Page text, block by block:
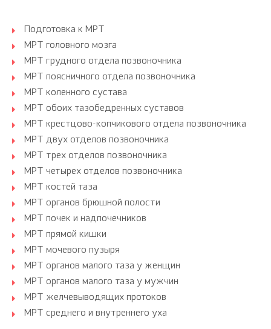
Подготовка к МРТ
МРТ головного мозга
МРТ грудного отдела позвоночника
МРТ поясничного отдела позвоночника
МРТ коленного сустава
МРТ обоих тазобедренных суставов
МРТ крестцово-копчикового отдела позвоночника
МРТ двух отделов позвоночника
МРТ трех отделов позвоночника
МРТ четырех отделов позвоночника
МРТ костей таза
МРТ органов брюшной полости
МРТ почек и надпочечников
МРТ прямой кишки
МРТ мочевого пузыря
МРТ органов малого таза у женщин
МРТ органов малого таза у мужчин
МРТ желчевыводящих протоков
МРТ среднего и внутреннего уха